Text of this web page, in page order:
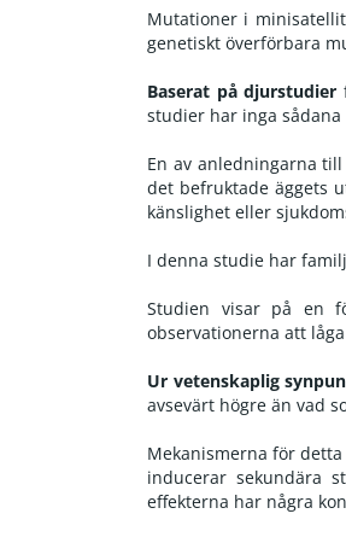
Mutationer i
genetiskt överförbara
Baserat på djurstudier
studier har inga sådana
En av anledningarna
det befruktade äggets
känslighet eller
I denna studie har
Studien visar på en
observationerna att
Ur vetenskaplig
avsevärt högre än vad
Mekanismerna för
inducerar sekundära
effekterna har några